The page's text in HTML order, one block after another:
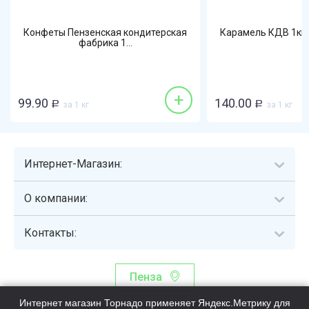
Конфеты Пензенская кондитерская
фабрика 1...
99.90 Р за 1 кг +
Карамель КДВ 1кг
140.00 Р за 1 кг
Интернет-Магазин:
О компании:
Контакты:
Пенза
Торнадо - интернет-гипермаркет, осуществляющий сборку,
Интернет магазин Торнадо применяет Яндекс.Метрику для